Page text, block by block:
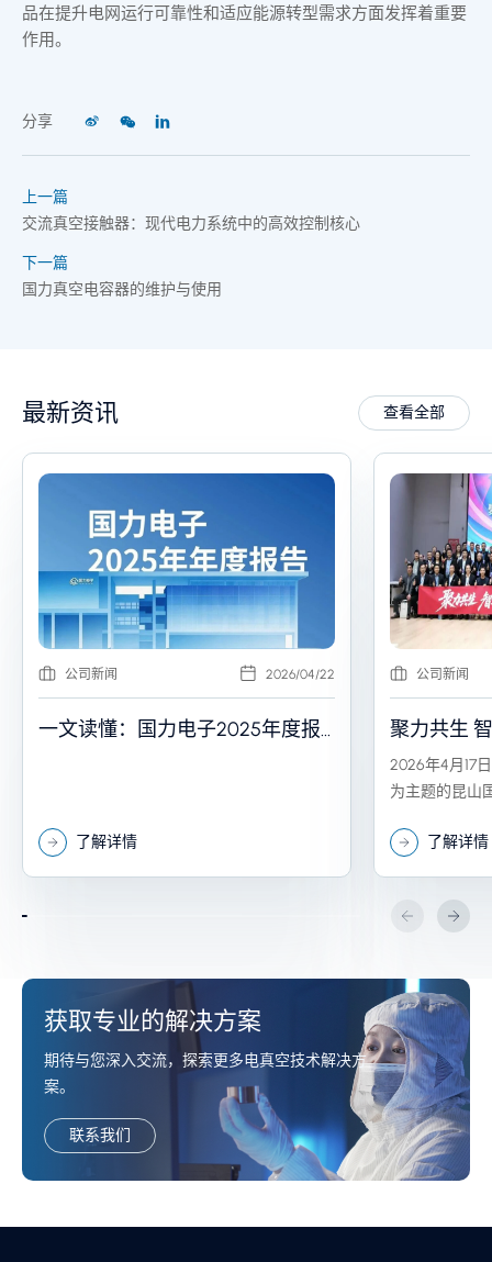
品在提升电网运行可靠性和适应能源转型需求方面发挥着重要
作用。
分享
上一篇
交流真空接触器：现代电力系统中的高效控制核心​
下一篇
国力真空电容器的维护与使用
最新资讯 查看全部
公司新闻 2026/04/22
一文读懂：国力电子2025年度报
了解详情
公司新闻
聚力共生 智
力电子2026
举行
2026年4月17日
为主题的昆山
会在昆山隆重举
了解详情
获取专业的解决方案
期待与您深入交流，探索更多电真空技术解决方
案。
联系我们